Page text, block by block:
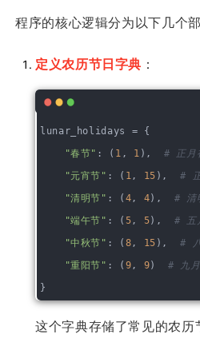
程序的核心逻辑分为以下几个
定义农历节日字典 ：
lunar_holidays = {
"春节" : ( 1 , 1 ), # 正月
"元宵节" : ( 1, 15 ), #
"清明节" : ( 4, 4), # 清
"端午节" : ( 5, 5), # 五
"中秋节" : ( 8, 15 ), #
"重阳节" : ( 9, 9) # 九
}
这个字典存储了常见的农